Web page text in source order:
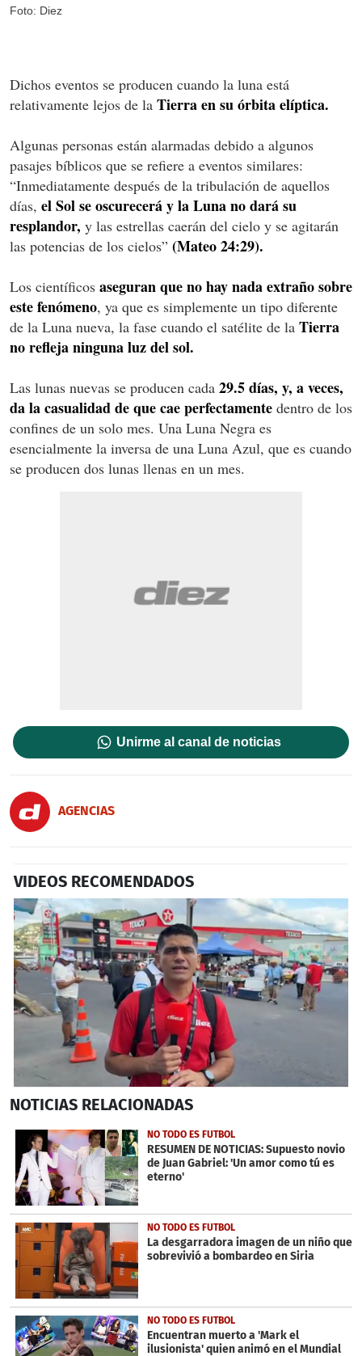
Foto: Diez
Dichos eventos se producen cuando la luna está
relativamente lejos de la Tierra en su órbita elíptica.
Algunas personas están alarmadas debido a algunos
pasajes bíblicos que se refiere a eventos similares:
“Inmediatamente después de la tribulación de aquellos
días, el Sol se oscurecerá y la Luna no dará su
resplandor, y las estrellas caerán del cielo y se agitarán
las potencias de los cielos” (Mateo 24:29).
Los científicos aseguran que no hay nada extraño sobre
este fenómeno, ya que es simplemente un tipo diferente
de la Luna nueva, la fase cuando el satélite de la Tierra
no refleja ninguna luz del sol.
Las lunas nuevas se producen cada 29.5 días, y, a veces,
da la casualidad de que cae perfectamente dentro de los
confines de un solo mes. Una Luna Negra es
esencialmente la inversa de una Luna Azul, que es cuando
se producen dos lunas llenas en un mes.
Unirme al canal de noticias
AGENCIAS
VIDEOS RECOMENDADOS
seconds
3
minutes,
20
seconds
NOTICIAS RELACIONADAS
NO TODO ES FUTBOL
RESUMEN DE NOTICIAS: Supuesto novio
de Juan Gabriel: 'Un amor como tú es
eterno'
NO TODO ES FUTBOL
La desgarradora imagen de un niño que
sobrevivió a bombardeo en Siria
NO TODO ES FUTBOL
Encuentran muerto a 'Mark el
ilusionista' quien animó en el Mundial